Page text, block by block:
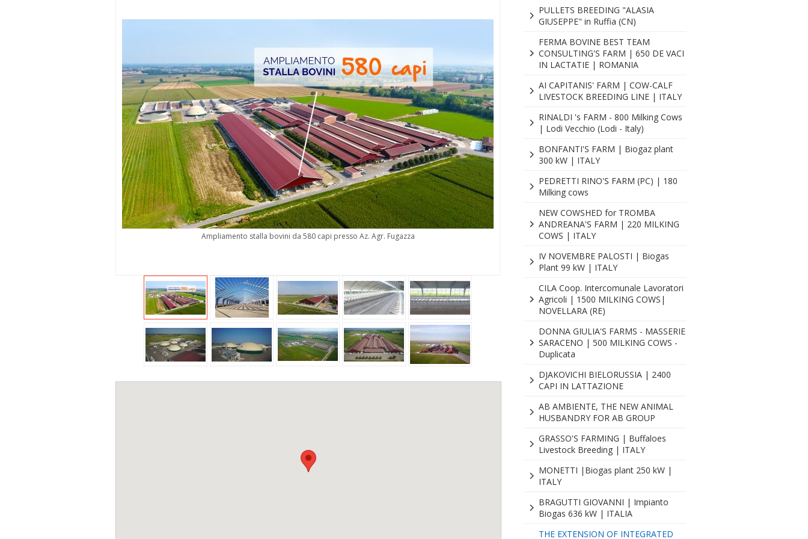
Ampliamento stalla bovini da 580 capi presso Az. Agr. Fugazza
Ampliamento stalla bovini da 580 capi presso Az. Agr. Fugazza
PULLETS BREEDING "ALASIA
GIUSEPPE" in Ruffia (CN)
FERMA BOVINE BEST TEAM
CONSULTING'S FARM | 650 DE VACI
IN LACTATIE | ROMANIA
AI CAPITANIS' FARM | COW-CALF
LIVESTOCK BREEDING LINE | ITALY
RINALDI 's FARM - 800 Milking Cows
| Lodi Vecchio (Lodi - Italy)
BONFANTI'S FARM | Biogaz plant
300 kW | ITALY
PEDRETTI RINO'S FARM (PC) | 180
Milking cows
NEW COWSHED for TROMBA
ANDREANA'S FARM | 220 MILKING
COWS | ITALY
IV NOVEMBRE PALOSTI | Biogas
Plant 99 kW | ITALY
CILA Coop. Intercomunale Lavoratori
Agricoli | 1500 MILKING COWS|
NOVELLARA (RE)
DONNA GIULIA'S FARMS - MASSERIE
SARACENO | 500 MILKING COWS -
Duplicata
DJAKOVICHI BIELORUSSIA | 2400
CAPI IN LATTAZIONE
AB AMBIENTE, THE NEW ANIMAL
HUSBANDRY FOR AB GROUP
GRASSO'S FARMING | Buffaloes
Livestock Breeding | ITALY
MONETTI |Biogas plant 250 kW |
ITALY
BRAGUTTI GIOVANNI | Impianto
Biogas 636 kW | ITALIA
THE EXTENSION OF INTEGRATED